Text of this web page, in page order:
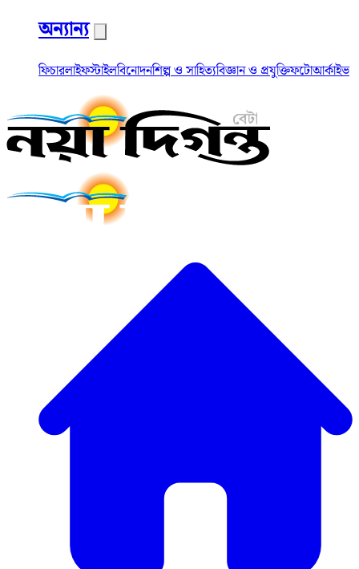
অন্যান্য
ফিচারলাইফস্টাইলবিনোদনশিল্প ও সাহিত্যবিজ্ঞান ও প্রযুক্তিফটোআর্কাইভ